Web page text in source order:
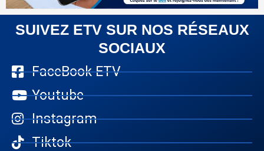
SUIVEZ ETV SUR NOS RÉSEAUX
SOCIAUX
FaceBook ETV
Youtube
Instagram
Tiktok